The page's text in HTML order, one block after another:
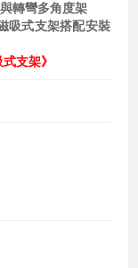
轉彎多角度架
吸式支架搭配安裝
支架》